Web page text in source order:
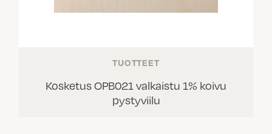
TUOTTEET
Kosketus OPB021 valkaistu 1% koivu
pystyviilu